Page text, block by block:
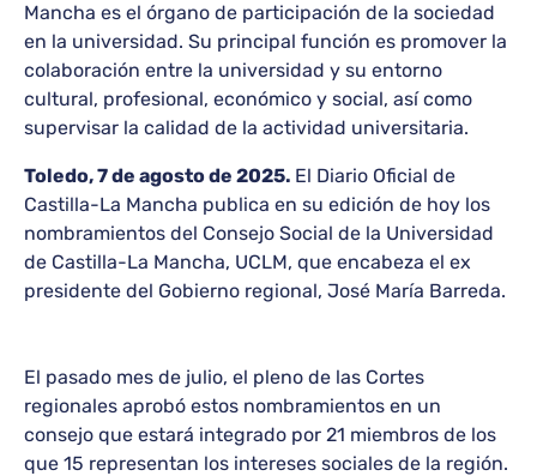
Mancha es el órgano de participación de la sociedad
en la universidad. Su principal función es promover la
colaboración entre la universidad y su entorno
cultural, profesional, económico y social, así como
supervisar la calidad de la actividad universitaria.
Toledo, 7 de agosto de 2025. El Diario Oficial de
Castilla-La Mancha publica en su edición de hoy los
nombramientos del Consejo Social de la Universidad
de Castilla-La Mancha, UCLM, que encabeza el ex
presidente del Gobierno regional, José María Barreda.
El pasado mes de julio, el pleno de las Cortes
regionales aprobó estos nombramientos en un
consejo que estará integrado por 21 miembros de los
que 15 representan los intereses sociales de la región.